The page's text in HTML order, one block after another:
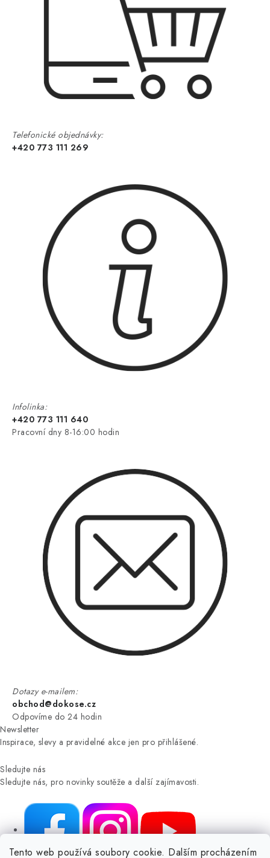
Tento web používá soubory cookie. Dalším procházením
Telefonické objednávky:
+420 773 111 269
Infolinka:
+420 773 111 640
Pracovní dny 8-16:00 hodin
Dotazy e-mailem:
obchod@dokose.cz
Odpovíme do 24 hodin
Newsletter
Inspirace, slevy a pravidelné akce jen pro přihlášené.
Sledujte nás
Sledujte nás, pro novinky soutěže a další zajímavosti.